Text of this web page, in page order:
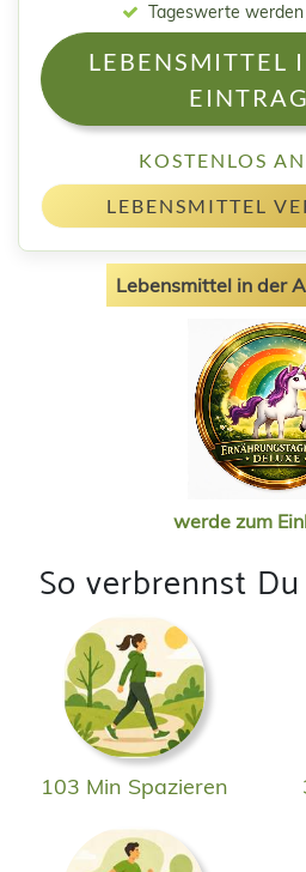
Tageswerte
LEBENSMITTEL
KOSTENLOS
LEBENSMITTEL
Lebensmittel in der
werde zum
So verbrennst
103 Min Spazieren